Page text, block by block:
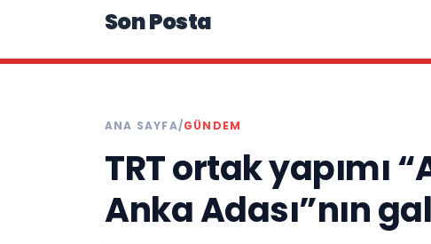
Son Posta
ANA SAYFA/GÜNDEM
TRT ortak yapımı
Anka Adası”nın